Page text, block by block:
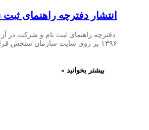
انتشار دفترچه راهنمای ثبت
دفترچه راهنمای ثبت نام و شرکت در
۱۳۹۶ بر روی سایت سازمان سنجش قرار گرفته است. ثبت…
بیشتر بخوانید »